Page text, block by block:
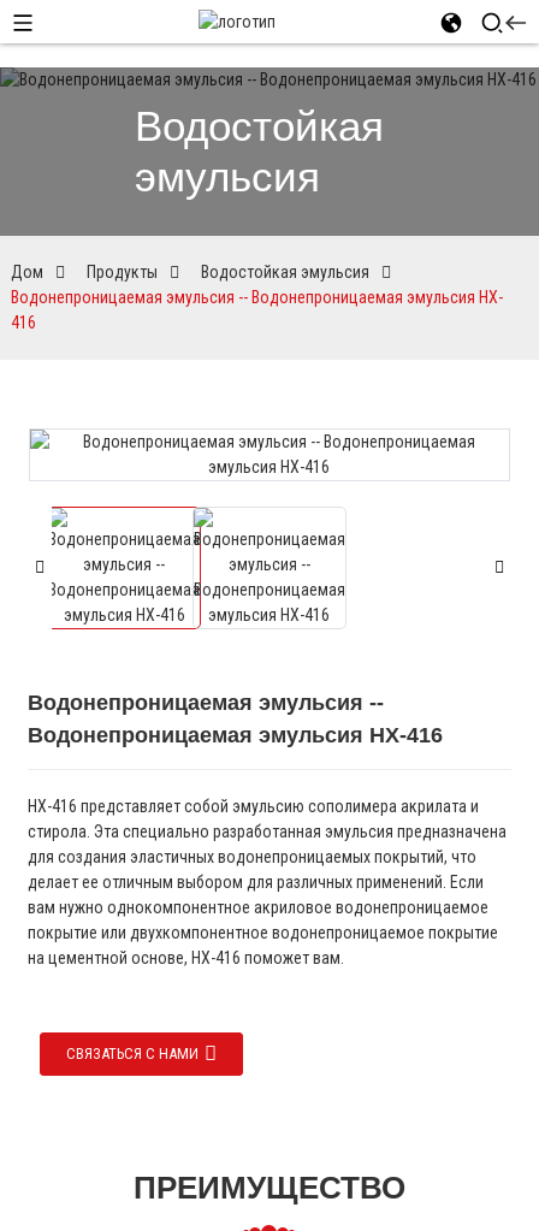
Водостойкая
эмульсия
Дом Продукты
Водостойкая эмульсия
Водонепроницаемая эмульсия -- Водонепроницаемая эмульсия HX-
416
Водонепроницаемая эмульсия --
Водонепроницаемая эмульсия HX-416
HX-416 представляет собой эмульсию сополимера акрилата и
стирола. Эта специально разработанная эмульсия предназначена
для создания эластичных водонепроницаемых покрытий, что
делает ее отличным выбором для различных применений. Если
вам нужно однокомпонентное акриловое водонепроницаемое
покрытие или двухкомпонентное водонепроницаемое покрытие
на цементной основе, HX-416 поможет вам.
СВЯЗАТЬСЯ С НАМИ
ПРЕИМУЩЕСТВО